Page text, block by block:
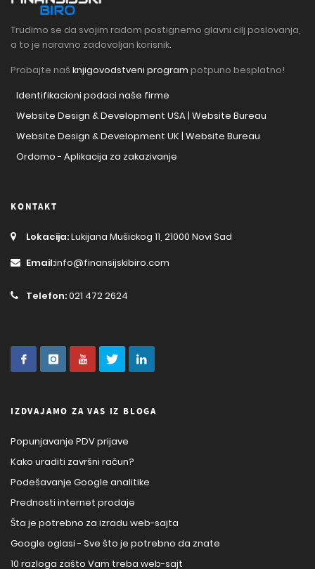
Trudimo se da svojim radom postignemo glavni cilj poslovanja,
a to je naravno zadovoljan korisnik.
Probajte naš knjigovodstveni program potpuno besplatno!
Identifikacioni podaci naše firme
Website Design & Development USA | Website Bureau
Website Design & Development UK | Website Bureau
Ordomo - Aplikacija za zakazivanje
KONTAKT
Lokacija:Lukijana Mušickog 11, 21000 Novi Sad
Email:info@finansijskibiro.com
Telefon:021 472 2624
IZDVAJAMO ZA VAS IZ BLOGA
Popunjavanje PDV prijave
Kako uraditi završni račun?
Podešavanje Google analitike
Prednosti internet prodaje
Šta je potrebno za izradu web-sajta
Google oglasi - Sve što je potrebno da znate
10 razloga zašto Vam treba web-sajt